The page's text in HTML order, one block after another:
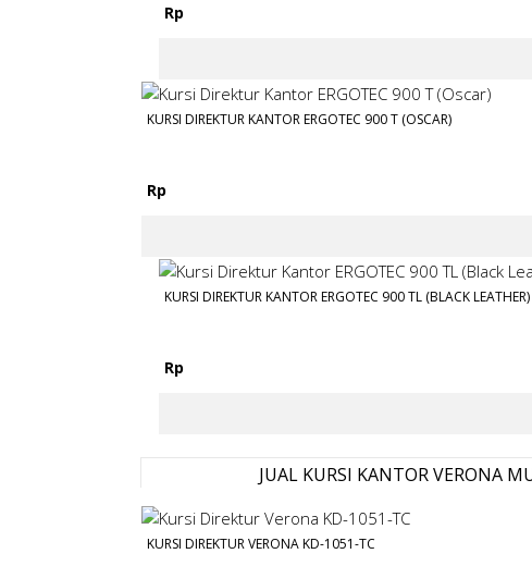
Rp
KURSI DIREKTUR KANTOR ERGOTEC 900 T (OSCAR)
Rp
KURSI DIREKTUR KANTOR ERGOTEC 900 TL (BLACK LEATHER)
Rp
JUAL KURSI KANTOR VERONA
KURSI DIREKTUR VERONA KD-1051-TC